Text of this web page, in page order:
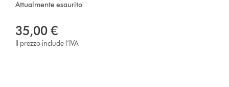
Attualmente esaurito
35,00 €
Il prezzo include l’IVA